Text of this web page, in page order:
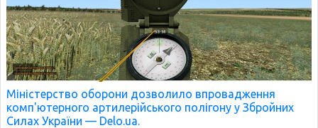
Міністерство оборони дозволило впровадження
комп'ютерного артилерійського полігону у Збройних
Силах України — Delo.ua.